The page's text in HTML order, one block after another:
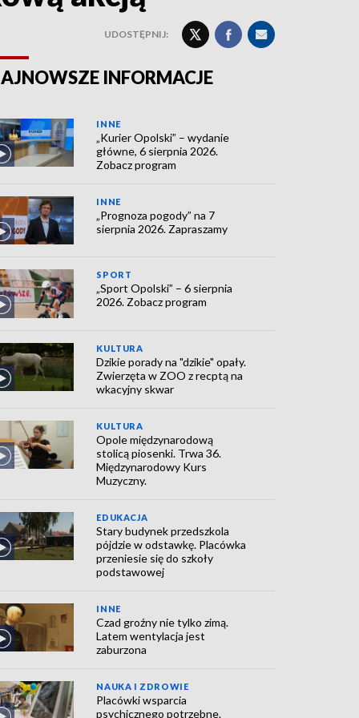
UDOSTĘPNIJ:
INFORMACJE
INNE
„Kurier Opolski” – wydanie
główne, 6 sierpnia 2026.
Zobacz program
INNE
„Prognoza pogody” na 7
sierpnia 2026. Zapraszamy
SPORT
„Sport Opolski” – 6 sierpnia
2026. Zobacz program
KULTURA
Dzikie porady na "dzikie" opały.
Zwierzęta w ZOO z recptą na
wkacyjny skwar
KULTURA
Opole międzynarodową
stolicą piosenki. Trwa 36.
Międzynarodowy Kurs
Muzyczny.
EDUKACJA
Stary budynek przedszkola
pójdzie w odstawkę. Placówka
przeniesie się do szkoły
podstawowej
INNE
Czad groźny nie tylko zimą.
Latem wentylacja jest
zaburzona
NAUKA I ZDROWIE
Placówki wsparcia
psychicznego potrzebne.